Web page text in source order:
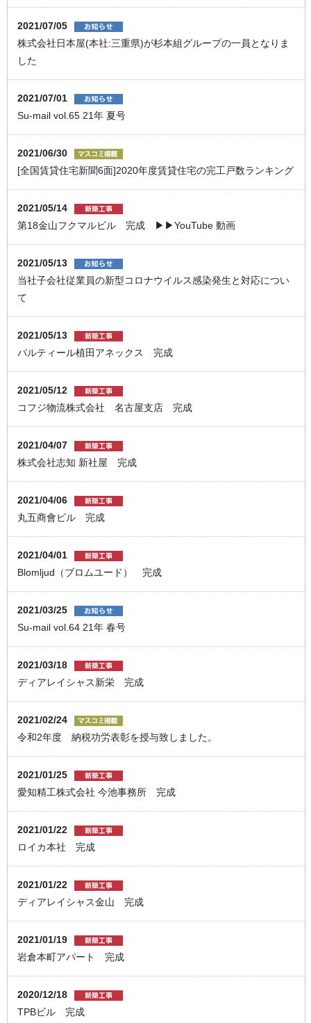
2021/07/05
株式会社日本屋(本社:三重県)が杉本組グループの一員となりま
した
2021/07/01
Su-mail vol.65 21年 夏号
2021/06/30
[全国賃貸住宅新聞6面]2020年度賃貸住宅の完工戸数ランキング
2021/05/14
第18金山フクマルビル 完成 ▶▶YouTube 動画
2021/05/13
当社子会社従業員の新型コロナウイルス感染発生と対応につい
て
2021/05/13
パルティール植田アネックス 完成
2021/05/12
コフジ物流株式会社 名古屋支店 完成
2021/04/07
株式会社志知 新社屋 完成
2021/04/06
丸五商會ビル 完成
2021/04/01
Blomljud（ブロムユード） 完成
2021/03/25
Su-mail vol.64 21年 春号
2021/03/18
ディアレイシャス新栄 完成
2021/02/24
令和2年度 納税功労表彰を授与致しました。
2021/01/25
愛知精工株式会社 今池事務所 完成
2021/01/22
ロイカ本社 完成
2021/01/22
ディアレイシャス金山 完成
2021/01/19
岩倉本町アパート 完成
2020/12/18
TPBビル 完成